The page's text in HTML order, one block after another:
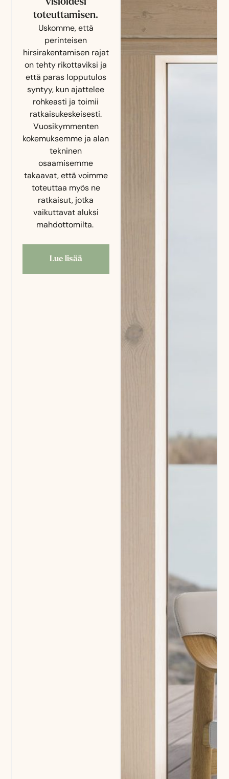
visioidesi
toteuttamisen.
Uskomme, että
perinteisen
hirsirakentamisen rajat
on tehty rikottaviksi ja
että paras lopputulos
syntyy, kun ajattelee
rohkeasti ja toimii
ratkaisukeskeisesti.
Vuosikymmenten
kokemuksemme ja alan
tekninen
osaamisemme
takaavat, että voimme
toteuttaa myös ne
ratkaisut, jotka
vaikuttavat aluksi
mahdottomilta.
Lue lisää